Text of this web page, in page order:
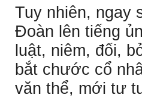
Tuy nhiên, ngay
Đoàn lên tiếng
luật, niêm, đối,
bắt chước cổ
văn thể, mới tư